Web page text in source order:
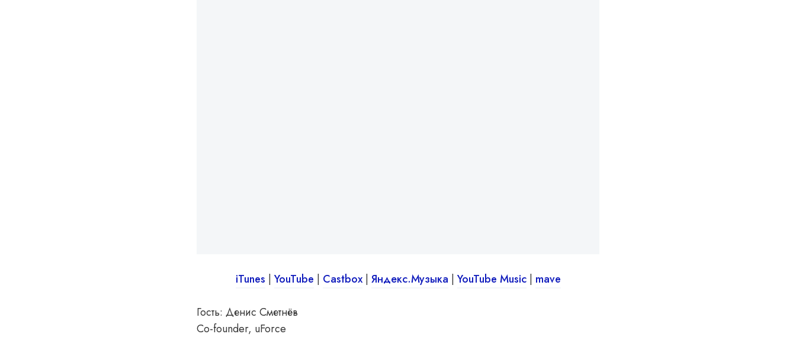
iTunes | YouTube | Castbox| Яндекс.Музыка | YouTube Music| mave
Гость: Денис Сметнёв
Co-founder, uForce